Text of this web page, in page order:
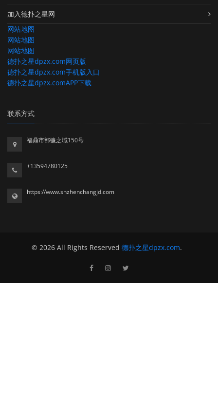
加入德扑之星网
网站地图
网站地图
网站地图
德扑之星dpzx.com网页版
德扑之星dpzx.com手机版入口
德扑之星dpzx.comAPP下载
联系方式
福鼎市部镰之域150号
+13594780125
https://www.shzhenchangjd.com
© 2026 All Rights Reserved 德扑之星dpzx.com.